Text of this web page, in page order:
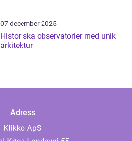
07 december 2025
Historiska observatorier med unik
arkitektur
Adress